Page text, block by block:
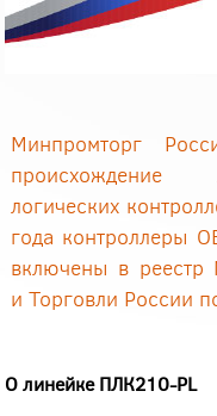
Минпромторг
происхождение
логических
года контроллеры
включены в реестр
и Торговли
О линейке ПЛК210-PL